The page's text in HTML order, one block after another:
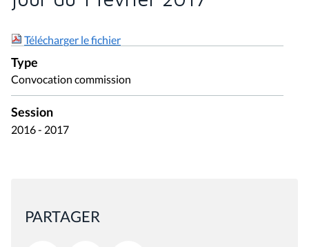
Télécharger le fichier
Type
Convocation commission
Session
2016 - 2017
PARTAGER